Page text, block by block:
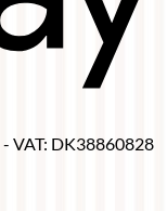
- VAT: DK38860828